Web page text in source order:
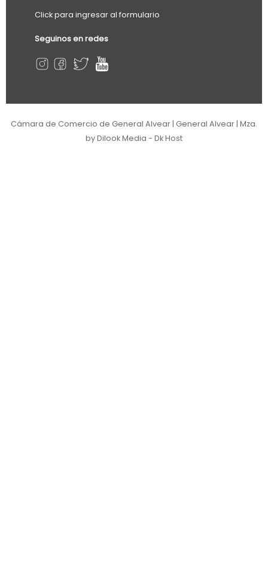
Click para ingresar al formulario
Seguinos en redes
Cámara de Comercio de General Alvear | General Alvear | Mza.
by Dilook Media - Dk Host